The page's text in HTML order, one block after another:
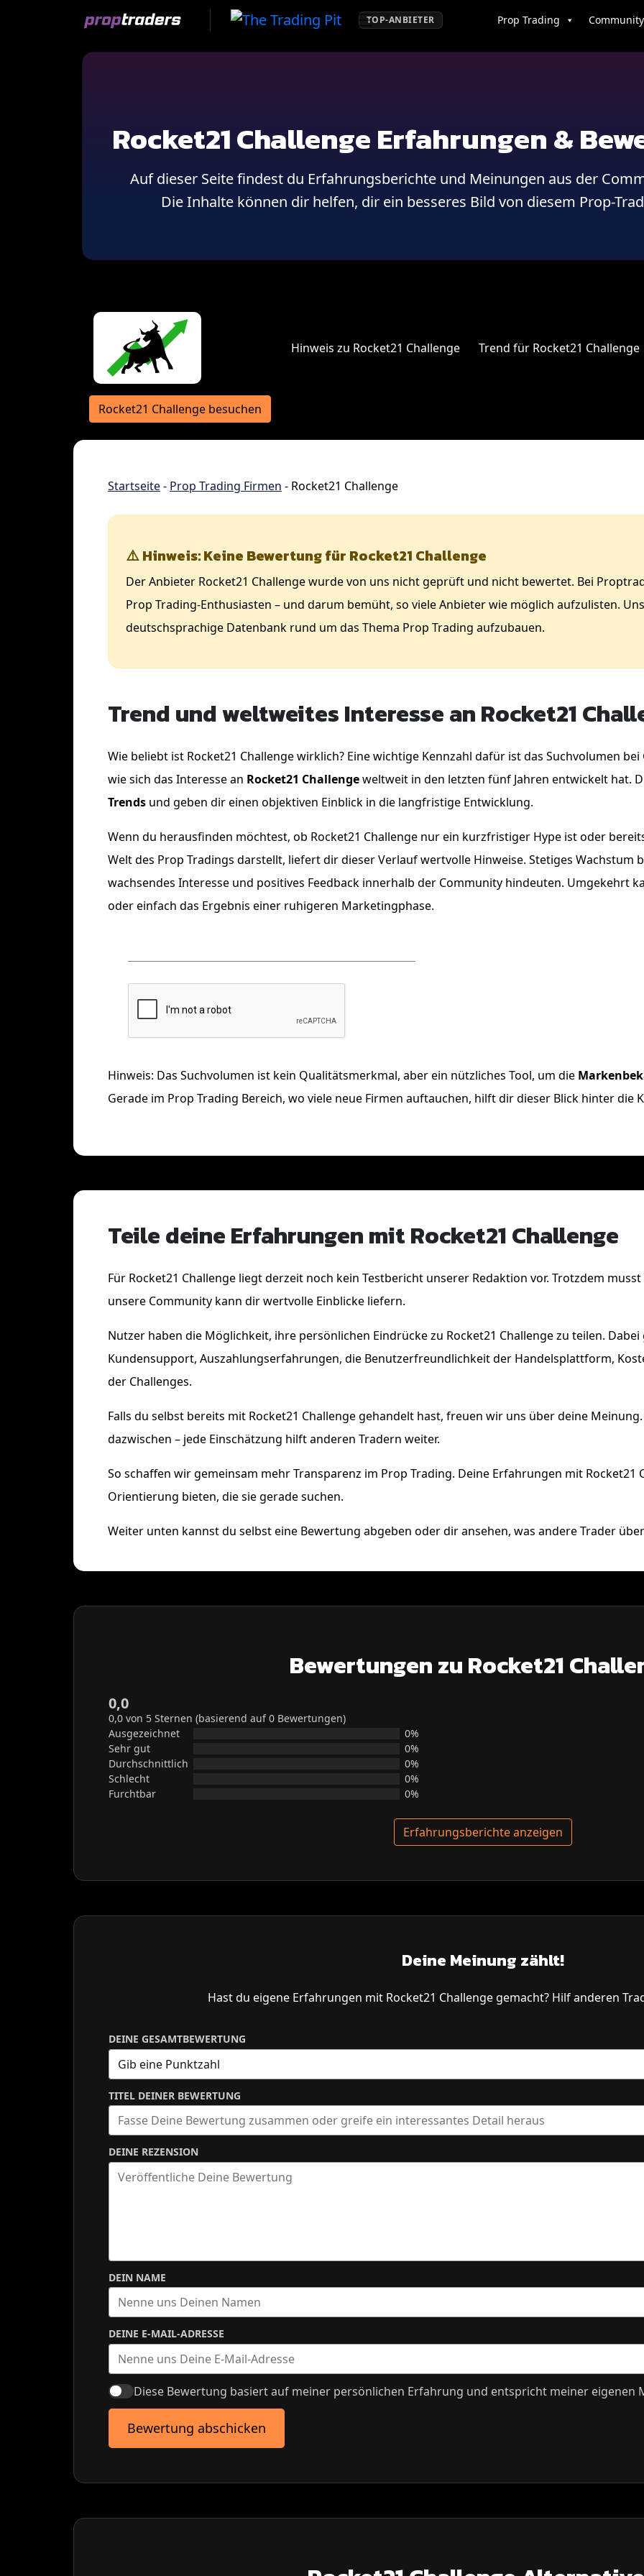
TOP-ANBIETER Prop Trading Community
Rocket21 Challenge Erfahrungen &
Auf dieser Seite findest du Erfahrungsberichte und Meinungen aus der
Die Inhalte können dir helfen, dir ein besseres Bild von diesem Prop-
Hinweis zu Rocket21 Challenge Trend für Rocket21 Challenge
Rocket21 Challenge besuchen
Startseite- Prop Trading Firmen - Rocket21 Challenge
⚠️ Hinweis: Keine Bewertung für Rocket21 Challenge
Der Anbieter Rocket21 Challenge wurde von uns nicht geprüft und nicht bewertet. Bei
Prop Trading-Enthusiasten – und darum bemüht, so viele Anbieter wie möglich aufzulisten.
deutschsprachige Datenbank rund um das Thema Prop Trading aufzubauen.
Trend und weltweites Interesse an Rocket21
Wie beliebt ist Rocket21 Challenge wirklich? Eine wichtige Kennzahl dafür ist das Suchvolumen
wie sich das Interesse an Rocket21 Challengeweltweit in den letzten fünf Jahren entwickelt hat.
Trends und geben dir einen objektiven Einblick in die langfristige Entwicklung.
Wenn du herausfinden möchtest, ob Rocket21 Challenge nur ein kurzfristiger Hype ist oder
Welt des Prop Tradings darstellt, liefert dir dieser Verlauf wertvolle Hinweise. Stetiges Wachstum
wachsendes Interesse und positives Feedback innerhalb der Community hindeuten. Umgekehrt
oder einfach das Ergebnis einer ruhigeren Marketingphase.
Hinweis: Das Suchvolumen ist kein Qualitätsmerkmal, aber ein nützliches Tool, um die
Gerade im Prop Trading Bereich, wo viele neue Firmen auftauchen, hilft dir dieser Blick hinter die
Teile deine Erfahrungen mit Rocket21 Challenge
Für Rocket21 Challenge liegt derzeit noch kein Testbericht unserer Redaktion vor. Trotzdem
unsere Community kann dir wertvolle Einblicke liefern.
Nutzer haben die Möglichkeit, ihre persönlichen Eindrücke zu Rocket21 Challenge zu teilen.
Kundensupport, Auszahlungserfahrungen, die Benutzerfreundlichkeit der Handelsplattform,
der Challenges.
Falls du selbst bereits mit Rocket21 Challenge gehandelt hast, freuen wir uns über deine
dazwischen – jede Einschätzung hilft anderen Tradern weiter.
So schaffen wir gemeinsam mehr Transparenz im Prop Trading. Deine Erfahrungen mit
Orientierung bieten, die sie gerade suchen.
Weiter unten kannst du selbst eine Bewertung abgeben oder dir ansehen, was andere Trader
Bewertungen zu Rocket21
0,0
0,0 von 5 Sternen (basierend auf 0 Bewertungen)
Ausgezeichnet
0%
Sehr gut
0%
Durchschnittlich
0%
Schlecht
0%
Furchtbar
0%
Erfahrungsberichte anzeigen
Deine Meinung zählt!
Hast du eigene Erfahrungen mit Rocket21 Challenge gemacht? Hilf anderen
DEINE GESAMTBEWERTUNG
TITEL DEINER BEWERTUNG
DEINE REZENSION
DEIN NAME
DEINE E-MAIL-ADRESSE
Diese Bewertung basiert auf meiner persönlichen Erfahrung und entspricht meiner eigenen
Bewertung abschicken